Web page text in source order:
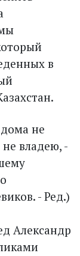
в
не
владею, -
- Ред.)
Александр